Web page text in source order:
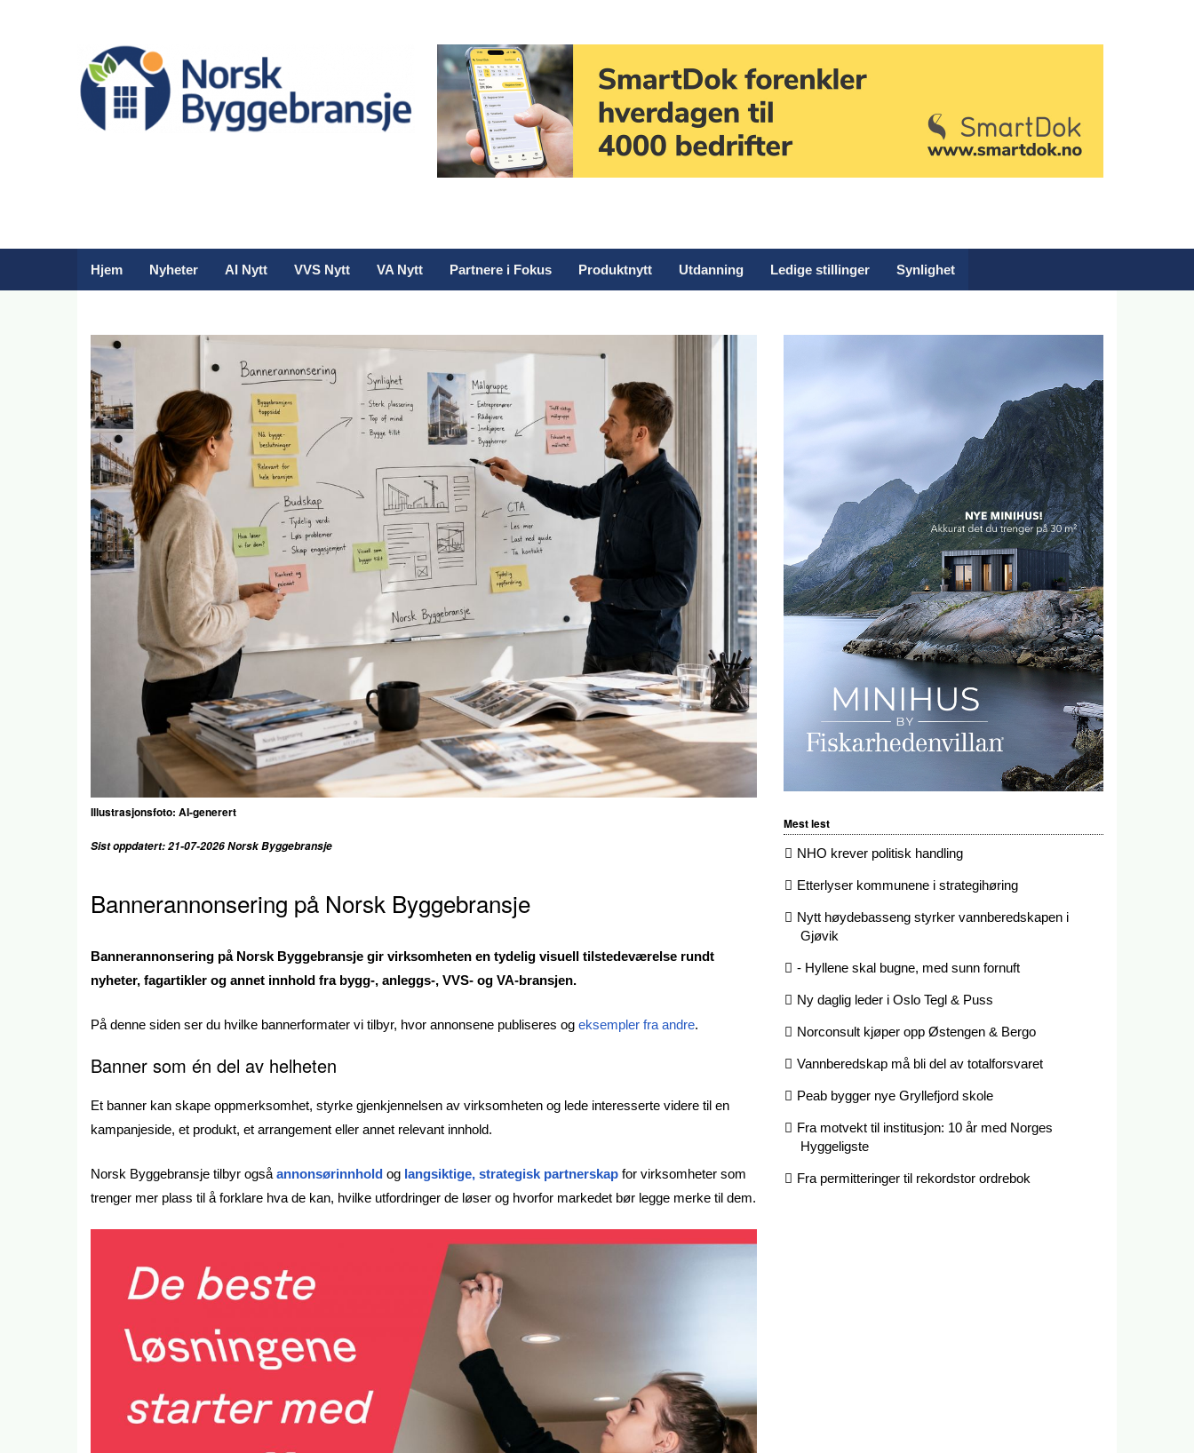
Hjem Nyheter AI Nytt VVS Nytt VA Nytt Partnere i Fokus Produktnytt Utdanning Ledige stillinger Synlighet
Illustrasjonsfoto: AI-generert
Sist oppdatert: 21-07-2026 Norsk Byggebransje
Bannerannonsering på Norsk Byggebransje
Bannerannonsering på Norsk Byggebransje gir virksomheten en tydelig visuell tilstedeværelse rundt
nyheter, fagartikler og annet innhold fra bygg-, anleggs-, VVS- og VA-bransjen.
På denne siden ser du hvilke bannerformater vi tilbyr, hvor annonsene publiseres og eksempler fra andre.
Banner som én del av helheten
Et banner kan skape oppmerksomhet, styrke gjenkjennelsen av virksomheten og lede interesserte videre til en
kampanjeside, et produkt, et arrangement eller annet relevant innhold.
Norsk Byggebransje tilbyr også annonsørinnhold og langsiktige, strategisk partnerskap for virksomheter som
trenger mer plass til å forklare hva de kan, hvilke utfordringer de løser og hvorfor markedet bør legge merke til dem.
Mest lest
NHO krever politisk handling
Etterlyser kommunene i strategihøring
Nytt høydebasseng styrker vannberedskapen i
Gjøvik
- Hyllene skal bugne, med sunn fornuft
Ny daglig leder i Oslo Tegl & Puss
Norconsult kjøper opp Østengen & Bergo
Vannberedskap må bli del av totalforsvaret
Peab bygger nye Gryllefjord skole
Fra motvekt til institusjon: 10 år med Norges
Hyggeligste
Fra permitteringer til rekordstor ordrebok